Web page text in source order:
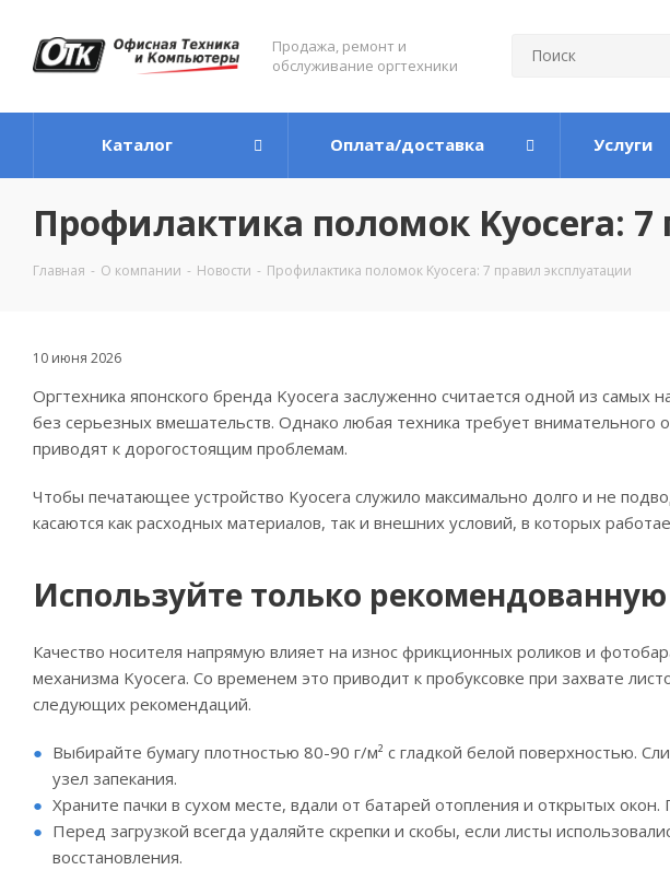
Продажа, ремонт и
обслуживание оргтехники
Каталог Оплата/доставка Услуги
Профилактика поломок Kyocera: 7
Главная - О компании - Новости - Профилактика поломок Kyocera: 7 правил эксплуатации
10 июня 2026
Оргтехника японского бренда Kyocera заслуженно считается одной из самых
без серьезных вмешательств. Однако любая техника требует
приводят к дорогостоящим проблемам.
Чтобы печатающее устройство Kyocera служило максимально долго и не
касаются как расходных материалов, так и внешних условий, в которых
Используйте только
Качество носителя напрямую влияет на износ фрикционных роликов и
механизма Kyocera. Со временем это приводит к пробуксовке при захвате
следующих рекомендаций.
Выбирайте бумагу плотностью 80-90 г/м² с гладкой белой поверхностью.
узел запекания.
Храните пачки в сухом месте, вдали от батарей отопления и открытых
Перед загрузкой всегда удаляйте скрепки и скобы, если листы
восстановления.